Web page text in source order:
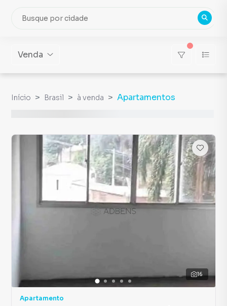
Venda
Início Brasil à venda Apartamentos
16
Apartamento